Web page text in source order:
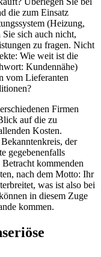
die zum Einsatz
(Heizung,
sich auch nicht,
zu fragen. Nicht
Wie weit ist die
Kundennähe)
vom Lieferanten
Firmen
auf die zu
Kosten.
der
gegebenenfalls
kommenden
nach dem Motto: Ihr
was ist also bei
in diesem Zuge
kommen.